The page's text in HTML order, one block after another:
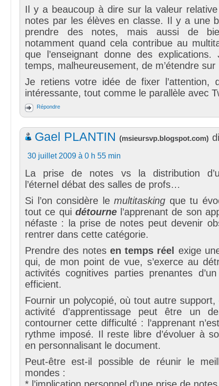
Il y a beaucoup à dire sur la valeur
notes par les élèves en classe. Il y a une
prendre des notes, mais aussi de
notamment quand cela contribue au
que l’enseignant donne des
temps, malheureusement, de m’étendre sur
Je retiens votre idée de fixer l’attention,
intéressante, tout comme le parallèle avec
Répondre
Gael PLANTIN (msieursvp.blogspot.com)
30 juillet 2009 à 0 h 55 min
La prise de notes vs la distribution
l’éternel débat des salles de profs…
Si l’on considère le multitasking que tu
tout ce qui détournel’apprenant de son
néfaste : la prise de notes peut devenir
rentrer dans cette catégorie.
Prendre des notes en temps réel
exige
qui, de mon point de vue, s’exerce au
activités cognitives parties prenantes
efficient.
Fournir un polycopié, où tout autre support,
activité d’apprentissage peut être un
contourner cette difficulté : l’apprenant
rythme imposé. Il reste libre d’évoluer à
en personnalisant le document.
Peut-être est-il possible de réunir le
mondes :